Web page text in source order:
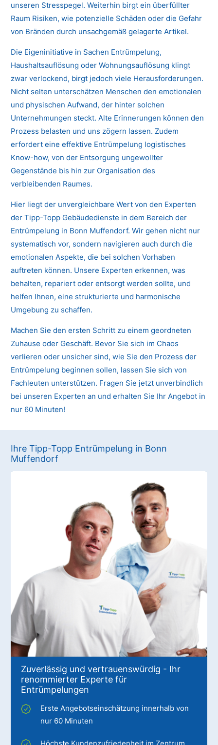
unseren Stresspegel. Weiterhin birgt ein überfüllter
Raum Risiken, wie potenzielle Schäden oder die Gefahr
von Bränden durch unsachgemäß gelagerte Artikel.
Die Eigeninitiative in Sachen Entrümpelung,
Haushaltsauflösung oder Wohnungsauflösung klingt
zwar verlockend, birgt jedoch viele Herausforderungen.
Nicht selten unterschätzen Menschen den emotionalen
und physischen Aufwand, der hinter solchen
Unternehmungen steckt. Alte Erinnerungen können den
Prozess belasten und uns zögern lassen. Zudem
erfordert eine effektive Entrümpelung logistisches
Know-how, von der Entsorgung ungewollter
Gegenstände bis hin zur Organisation des
verbleibenden Raumes.
Hier liegt der unvergleichbare Wert von den Experten
der Tipp-Topp Gebäudedienste in dem Bereich der
Entrümpelung in Bonn Muffendorf. Wir gehen nicht nur
systematisch vor, sondern navigieren auch durch die
emotionalen Aspekte, die bei solchen Vorhaben
auftreten können. Unsere Experten erkennen, was
behalten, repariert oder entsorgt werden sollte, und
helfen Ihnen, eine strukturierte und harmonische
Umgebung zu schaffen.
Machen Sie den ersten Schritt zu einem geordneten
Zuhause oder Geschäft. Bevor Sie sich im Chaos
verlieren oder unsicher sind, wie Sie den Prozess der
Entrümpelung beginnen sollen, lassen Sie sich von
Fachleuten unterstützen. Fragen Sie jetzt unverbindlich
bei unseren Experten an und erhalten Sie Ihr Angebot in
nur 60 Minuten!
Ihre Tipp-Topp Entrümpelung in Bonn
Muffendorf
Zuverlässig und vertrauenswürdig - Ihr
renommierter Experte für
Entrümpelungen
Erste Angebotseinschätzung innerhalb von
nur 60 Minuten